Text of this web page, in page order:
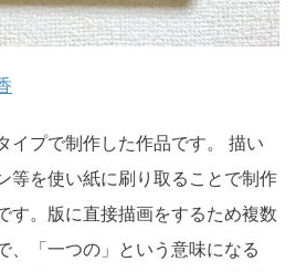
イプで制作した作品です。 描い
等を使い紙に刷り取ることで制作
す。版に直接描画をするため複数
、「一つの」という意味になる